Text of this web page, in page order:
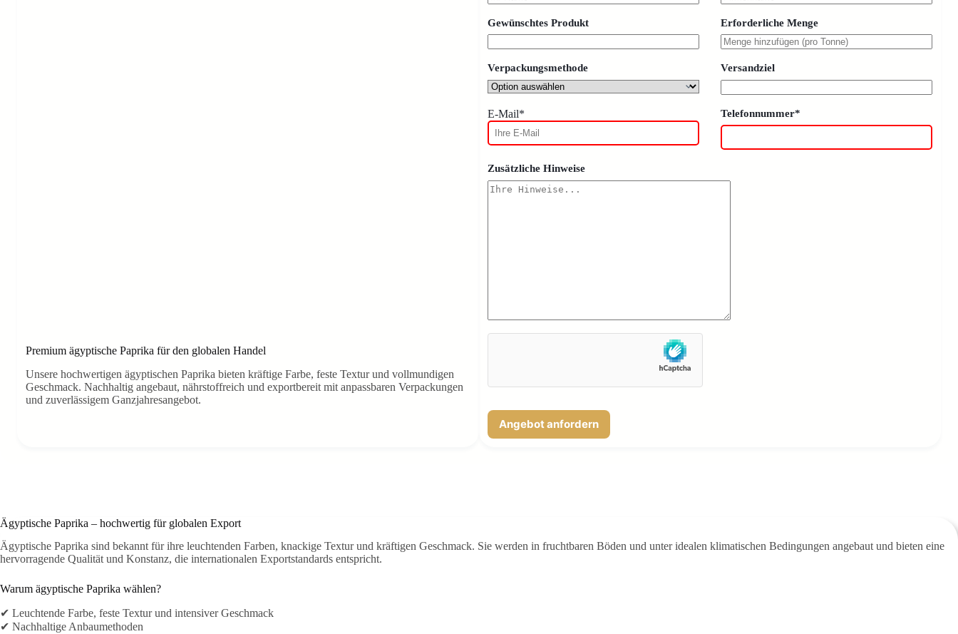
Premium ägyptische Paprika für den globalen Handel
Unsere hochwertigen ägyptischen Paprika bieten kräftige Farbe, feste Textur und vollmundigen
Geschmack. Nachhaltig angebaut, nährstoffreich und exportbereit mit anpassbaren Verpackungen
und zuverlässigem Ganzjahresangebot.
Gewünschtes Produkt Erforderliche Menge
Verpackungsmethode Versandziel
E-Mail* Telefonnummer*
Zusätzliche Hinweise
Angebot anfordern
Ägyptische Paprika – hochwertig für globalen Export
Ägyptische Paprika sind bekannt für ihre leuchtenden Farben, knackige Textur und kräftigen Geschmack. Sie werden in fruchtbaren Böden und unter idealen klimatischen Bedingungen angebaut und bieten eine
hervorragende Qualität und Konstanz, die internationalen Exportstandards entspricht.
Warum ägyptische Paprika wählen?
✔ Leuchtende Farbe, feste Textur und intensiver Geschmack
✔ Nachhaltige Anbaumethoden